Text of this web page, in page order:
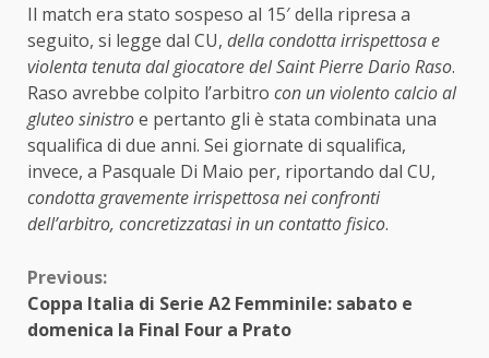
Il match era stato sospeso al 15′ della ripresa a
seguito, si legge dal CU, della condotta irrispettosa e
violenta tenuta dal giocatore del Saint Pierre Dario Raso.
Raso avrebbe colpito l’arbitro con un violento calcio al
gluteo sinistroe pertanto gli è stata combinata una
squalifica di due anni. Sei giornate di squalifica,
invece, a Pasquale Di Maio per, riportando dal CU,
condotta gravemente irrispettosa nei confronti
dell’arbitro, concretizzatasi in un contatto fisico.
Continue
Reading
Previous:
Coppa Italia di Serie A2 Femminile: sabato e
domenica la Final Four a Prato